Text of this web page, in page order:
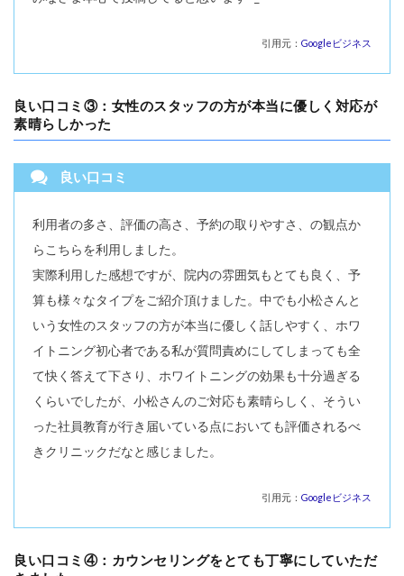
引用元： Googleビジネス
良い口コミ③：女性のスタッフの方が本当に優しく対応が
素晴らしかった
良い口コミ
利用者の多さ、評価の高さ、予約の取りやすさ、の観点か
らこちらを利用しました。
実際利用した感想ですが、院内の雰囲気もとても良く、予
算も様々なタイプをご紹介頂けました。中でも小松さんと
いう女性のスタッフの方が本当に優しく話しやすく、ホワ
イトニング初心者である私が質問責めにしてしまっても全
て快く答えて下さり、ホワイトニングの効果も十分過ぎる
くらいでしたが、小松さんのご対応も素晴らしく、そうい
った社員教育が行き届いている点においても評価されるべ
きクリニックだなと感じました。
引用元： Googleビジネス
良い口コミ④：カウンセリングをとても丁寧にしていただ